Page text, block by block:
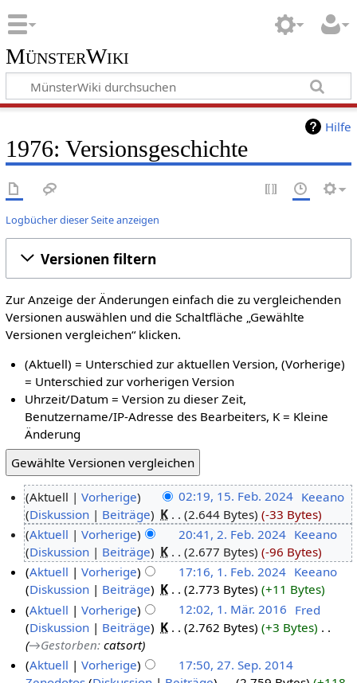
MünsterWiki
Hilfe
1976: Versionsgeschichte
Logbücher dieser Seite anzeigen
Versionen filtern
Zur Anzeige der Änderungen einfach die zu vergleichenden
Versionen auswählen und die Schaltfläche „Gewählte
Versionen vergleichen“ klicken.
(Aktuell) = Unterschied zur aktuellen Version, (Vorherige)
= Unterschied zur vorherigen Version
Uhrzeit/Datum = Version zu dieser Zeit,
Benutzername/IP-Adresse des Bearbeiters, K = Kleine
Änderung
Aktuell Vorherige 02:19, 15. Feb. 2024‎ Keeano
Diskussion
Beiträge K 2.644 Bytes
-33 Bytes
Aktuell
Vorherige 20:41, 2. Feb. 2024‎ Keeano
Diskussion
Beiträge K 2.677 Bytes
-96 Bytes
Aktuell
Vorherige 17:16, 1. Feb. 2024‎ Keeano
Diskussion
Beiträge K 2.773 Bytes
+11 Bytes
Aktuell
Vorherige 12:02, 1. Mär. 2016 Fred
Diskussion
Beiträge K 2.762 Bytes +3 Bytes
→‎Gestorben:catsort
Aktuell
Vorherige
17:50, 27. Sep. 2014